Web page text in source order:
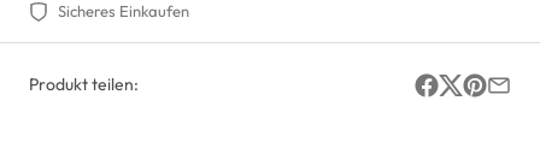
Sicheres Einkaufen
Produkt teilen: